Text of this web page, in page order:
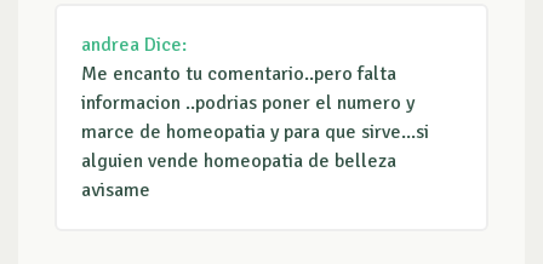
andrea Dice:
Me encanto tu comentario..pero falta
informacion ..podrias poner el numero y
marce de homeopatia y para que sirve...si
alguien vende homeopatia de belleza
avisame